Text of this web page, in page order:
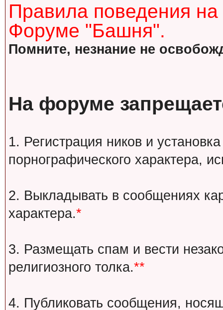
Правила поведения
Форуме "Башня".
Помните, незнание не
На форуме
1. Регистрация ников и
порнографического характера,
2. Выкладывать в сообщениях
характера.*
3. Размещать спам и вести
религиозного толка.**
4. Публиковать сообщения,